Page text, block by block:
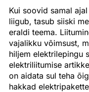
Kui soovid samal
liigub, tasub siiski
eraldi teema.
vajalikku võimsust,
hiljem elektrilepingu
elektriliitumise
on aidata sul teha
hakkad